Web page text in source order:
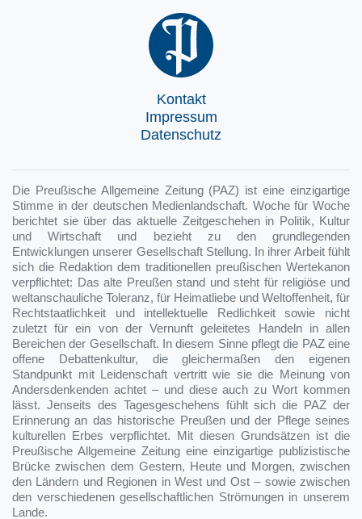
Kontakt
Impressum
Datenschutz
Die Preußische Allgemeine Zeitung (PAZ) ist eine einzigartige
Stimme in der deutschen Medienlandschaft. Woche für Woche
berichtet sie über das aktuelle Zeitgeschehen in Politik, Kultur
und Wirtschaft und bezieht zu den grundlegenden
Entwicklungen unserer Gesellschaft Stellung. In ihrer Arbeit fühlt
sich die Redaktion dem traditionellen preußischen Wertekanon
verpflichtet: Das alte Preußen stand und steht für religiöse und
weltanschauliche Toleranz, für Heimatliebe und Weltoffenheit, für
Rechtstaatlichkeit und intellektuelle Redlichkeit sowie nicht
zuletzt für ein von der Vernunft geleitetes Handeln in allen
Bereichen der Gesellschaft. In diesem Sinne pflegt die PAZ eine
offene Debattenkultur, die gleichermaßen den eigenen
Standpunkt mit Leidenschaft vertritt wie sie die Meinung von
Andersdenkenden achtet – und diese auch zu Wort kommen
lässt. Jenseits des Tagesgeschehens fühlt sich die PAZ der
Erinnerung an das historische Preußen und der Pflege seines
kulturellen Erbes verpflichtet. Mit diesen Grundsätzen ist die
Preußische Allgemeine Zeitung eine einzigartige publizistische
Brücke zwischen dem Gestern, Heute und Morgen, zwischen
den Ländern und Regionen in West und Ost – sowie zwischen
den verschiedenen gesellschaftlichen Strömungen in unserem
Lande.